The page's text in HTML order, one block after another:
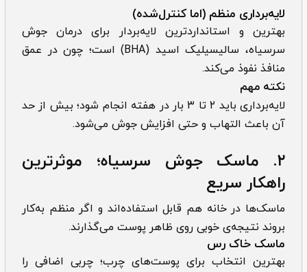
لایه‌برداری منظم (اما کنترل‌شده)
بهترین و استانداردترین لایه‌بردار برای درمان جوش
سرسیاه، سالیسیلیک اسید (BHA) است؛ چون در عمق
منافذ نفوذ می‌کند.
نکته مهم
لایه‌برداری باید ۲ تا ۳ بار در هفته انجام شود؛ بیش از حد
آن باعث التهاب و حتی افزایش جوش می‌شود.
۲. ماسک جوش سرسیاه؛ موثرترین
راهکار سریع
ماسک‌ها در خانه هم قابل استفاده‌اند و اگر منظم به‌کار
بروند نتیجه‌ی خوبی روی ظاهر پوست می‌گذارند.
ماسک خاک رس
بهترین انتخاب برای پوست‌های چرب؛ چربی اضافی را